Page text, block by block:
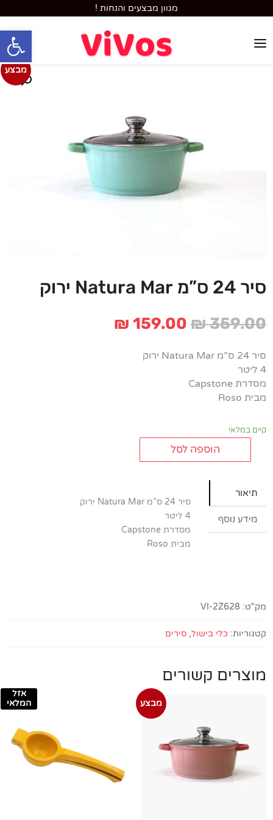
פתח
מגוון מבצעים והנחות !
מבצע
סיר 24 ס”מ Natura Mar ירוק
₪359.00 המחיר
היה:
₪ 359.00.
₪ 159.00
סיר 24 ס”מ Natura Mar ירוק
4 ליטר
מסדרת Capstone
מבית Roso
קיים במלאי
24
Natura
הוספה לסל
תיאור
מידע נוסף
סיר 24 ס”מ Natura Mar ירוק
4 ליטר
מסדרת Capstone
מבית Roso
מק"ט: VI-2Z628
קטגוריות:כלי בישול,סירים
מוצרים קשורים
מבצע
אזל
המלאי